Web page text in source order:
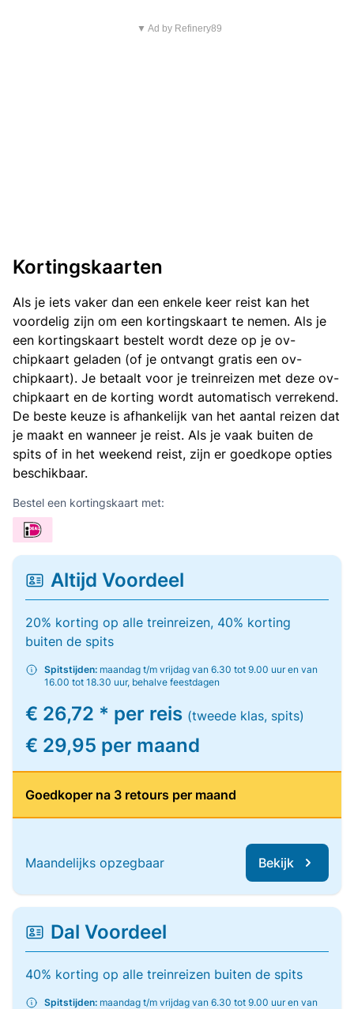
▼ Ad by Refinery89
Kortingskaarten
Als je iets vaker dan een enkele keer reist kan het
voordelig zijn om een kortingskaart te nemen. Als je
een kortingskaart bestelt wordt deze op je ov-
chipkaart geladen (of je ontvangt gratis een ov-
chipkaart). Je betaalt voor je treinreizen met deze ov-
chipkaart en de korting wordt automatisch verrekend.
De beste keuze is afhankelijk van het aantal reizen dat
je maakt en wanneer je reist. Als je vaak buiten de
spits of in het weekend reist, zijn er goedkope opties
beschikbaar.
Bestel een kortingskaart met:
Altijd Voordeel
20% korting op alle treinreizen, 40% korting
buiten de spits
Spitstijden: maandag t/m vrijdag van 6.30 tot 9.00 uur en van
16.00 tot 18.30 uur, behalve feestdagen
€ 26,72 * per reis (tweede klas, spits)
€ 29,95 per maand
Goedkoper na 3 retours per maand
Maandelijks opzegbaar Bekijk
Dal Voordeel
40% korting op alle treinreizen buiten de spits
Spitstijden: maandag t/m vrijdag van 6.30 tot 9.00 uur en van